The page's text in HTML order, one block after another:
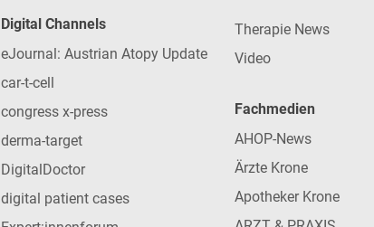
Digital Channels
eJournal: Austrian Atopy Update
car-t-cell
congress x-press
derma-target
DigitalDoctor
digital patient cases
Therapie News
Video
Fachmedien
AHOP-News
Ärzte Krone
Apotheker Krone